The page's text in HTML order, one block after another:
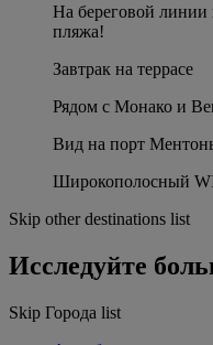
На береговой линии
пляжа!
Завтрак на террасе
Рядом с Монако и
Вид на порт
Широкополосный
Skip other destinations list
Исследуйте
Skip Города list